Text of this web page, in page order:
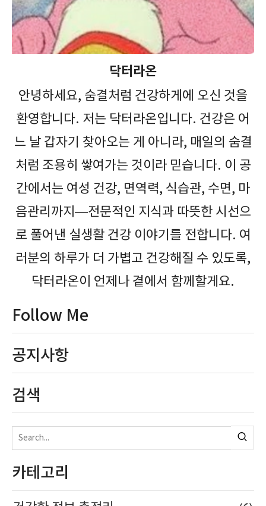
닥터라온
안녕하세요, 숨결처럼 건강하게에 오신 것을
환영합니다. 저는 닥터라온입니다. 건강은 어
느 날 갑자기 찾아오는 게 아니라, 매일의 숨결
처럼 조용히 쌓여가는 것이라 믿습니다. 이 공
간에서는 여성 건강, 면역력, 식습관, 수면, 마
음관리까지—전문적인 지식과 따뜻한 시선으
로 풀어낸 실생활 건강 이야기를 전합니다. 여
러분의 하루가 더 가볍고 건강해질 수 있도록,
닥터라온이 언제나 곁에서 함께할게요.
Follow Me
공지사항
검색
카테고리